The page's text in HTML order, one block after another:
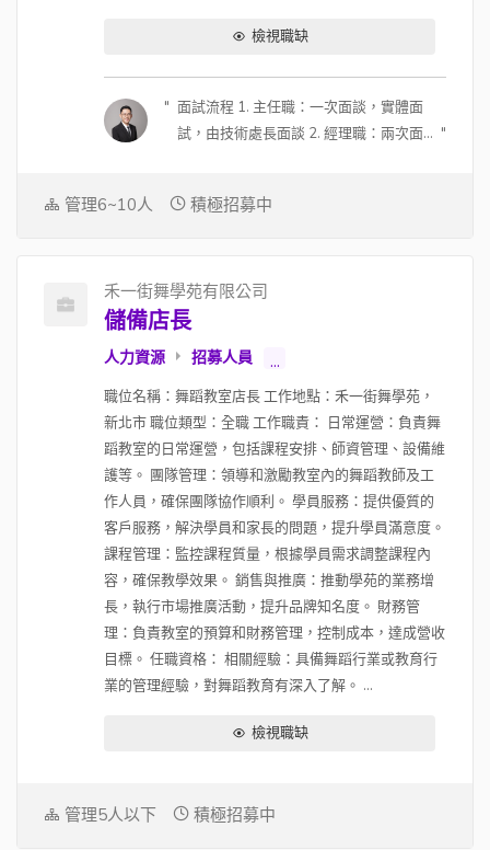
檢視職缺
面試流程 1. 主任職：一次面談，實體面
試，由技術處長面談 2. 經理職：兩次面
3. 可能會在面試中進行測驗，看人選狀
行程可配合) 薪酬福利 1. 有透明的升遷制
度 2. 每年都會有調薪的機制 (每年 12 月
確認隔年調整幅度)，如果入職滿一年或
將近一年就有機會調整 (入職過試用期也
有一次調整的可能性)，調整與否跟幅度
要看個人績效表現 3. 通常管理職待超過
2 年後 (工程師大概過 1 年)，薪資就一定
會拿超過當初談的保證年薪 (看入職時
間)，而且可能會超過不少 (一樣看個人績
效)，所以通常他們的人進公司 3 年後就
會非常穩定
管理6~10人 積極招募中
禾一街舞學苑有限公司
儲備店長
人力資源 招募人員 ...
職位名稱：舞蹈教室店長 工作地點：禾一街舞學苑，
新北市 職位類型：全職 工作職責： 日常運營：負責舞
蹈教室的日常運營，包括課程安排、師資管理、設備維
護等。 團隊管理：領導和激勵教室內的舞蹈教師及工
作人員，確保團隊協作順利。 學員服務：提供優質的
客戶服務，解決學員和家長的問題，提升學員滿意度。
課程管理：監控課程質量，根據學員需求調整課程內
容，確保教學效果。 銷售與推廣：推動學苑的業務增
長，執行市場推廣活動，提升品牌知名度。 財務管
理：負責教室的預算和財務管理，控制成本，達成營收
目標。 任職資格： 相關經驗：具備舞蹈行業或教育行
業的管理經驗，對舞蹈教育有深入了解。 ...
檢視職缺
管理5人以下 積極招募中